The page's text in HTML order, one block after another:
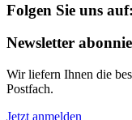
Folgen Sie uns auf:
Newsletter
Wir liefern Ihnen die
Postfach.
Jetzt anmelden